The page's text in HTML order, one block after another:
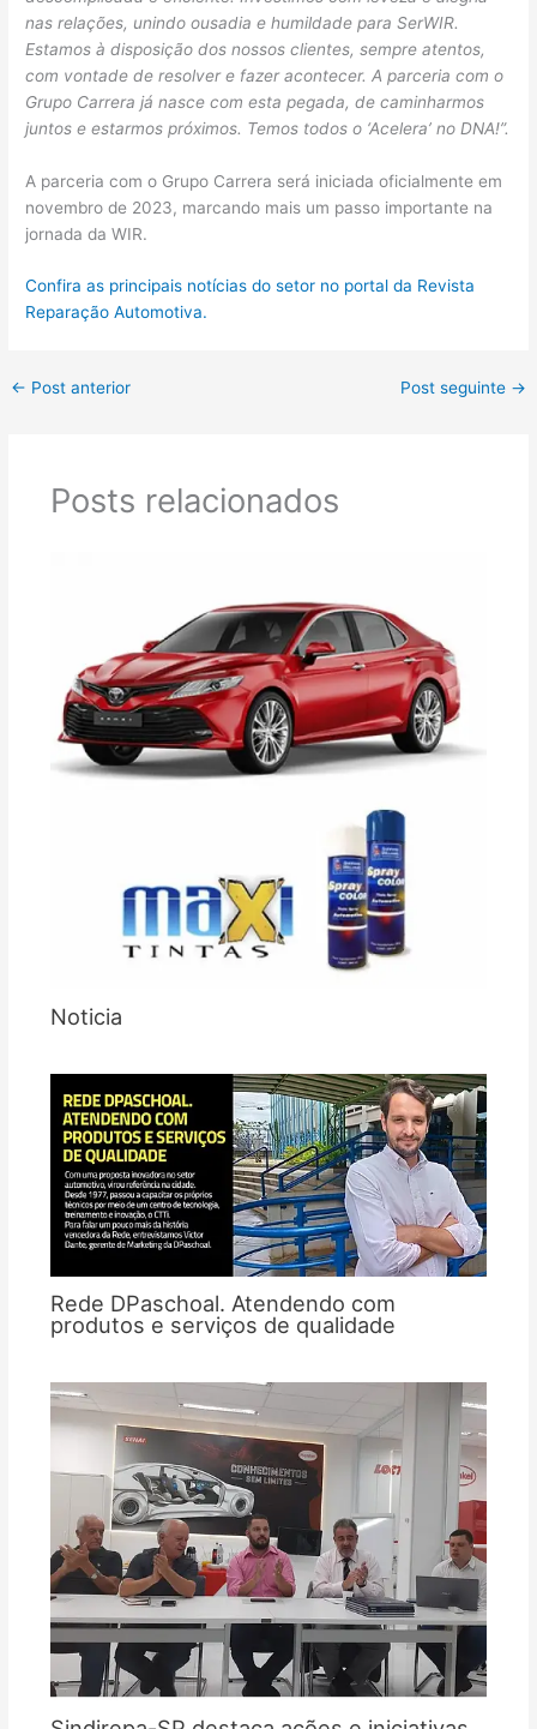
nas relações, unindo ousadia e humildade para SerWIR.
Estamos à disposição dos nossos clientes, sempre atentos,
com vontade de resolver e fazer acontecer. A parceria com o
Grupo Carrera já nasce com esta pegada, de caminharmos
juntos e estarmos próximos. Temos todos o ‘Acelera’ no DNA!”.
A parceria com o Grupo Carrera será iniciada oficialmente em
novembro de 2023, marcando mais um passo importante na
jornada da WIR.
Confira as principais notícias do setor no portal da Revista
Reparação Automotiva.
← Post anterior Post seguinte →
Posts relacionados
Noticia
Rede DPaschoal. Atendendo com
produtos e serviços de qualidade